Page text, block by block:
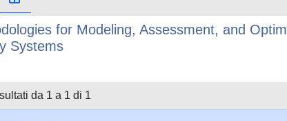
for Modeling, Assessment, and
Systems
da 1 a 1 di 1